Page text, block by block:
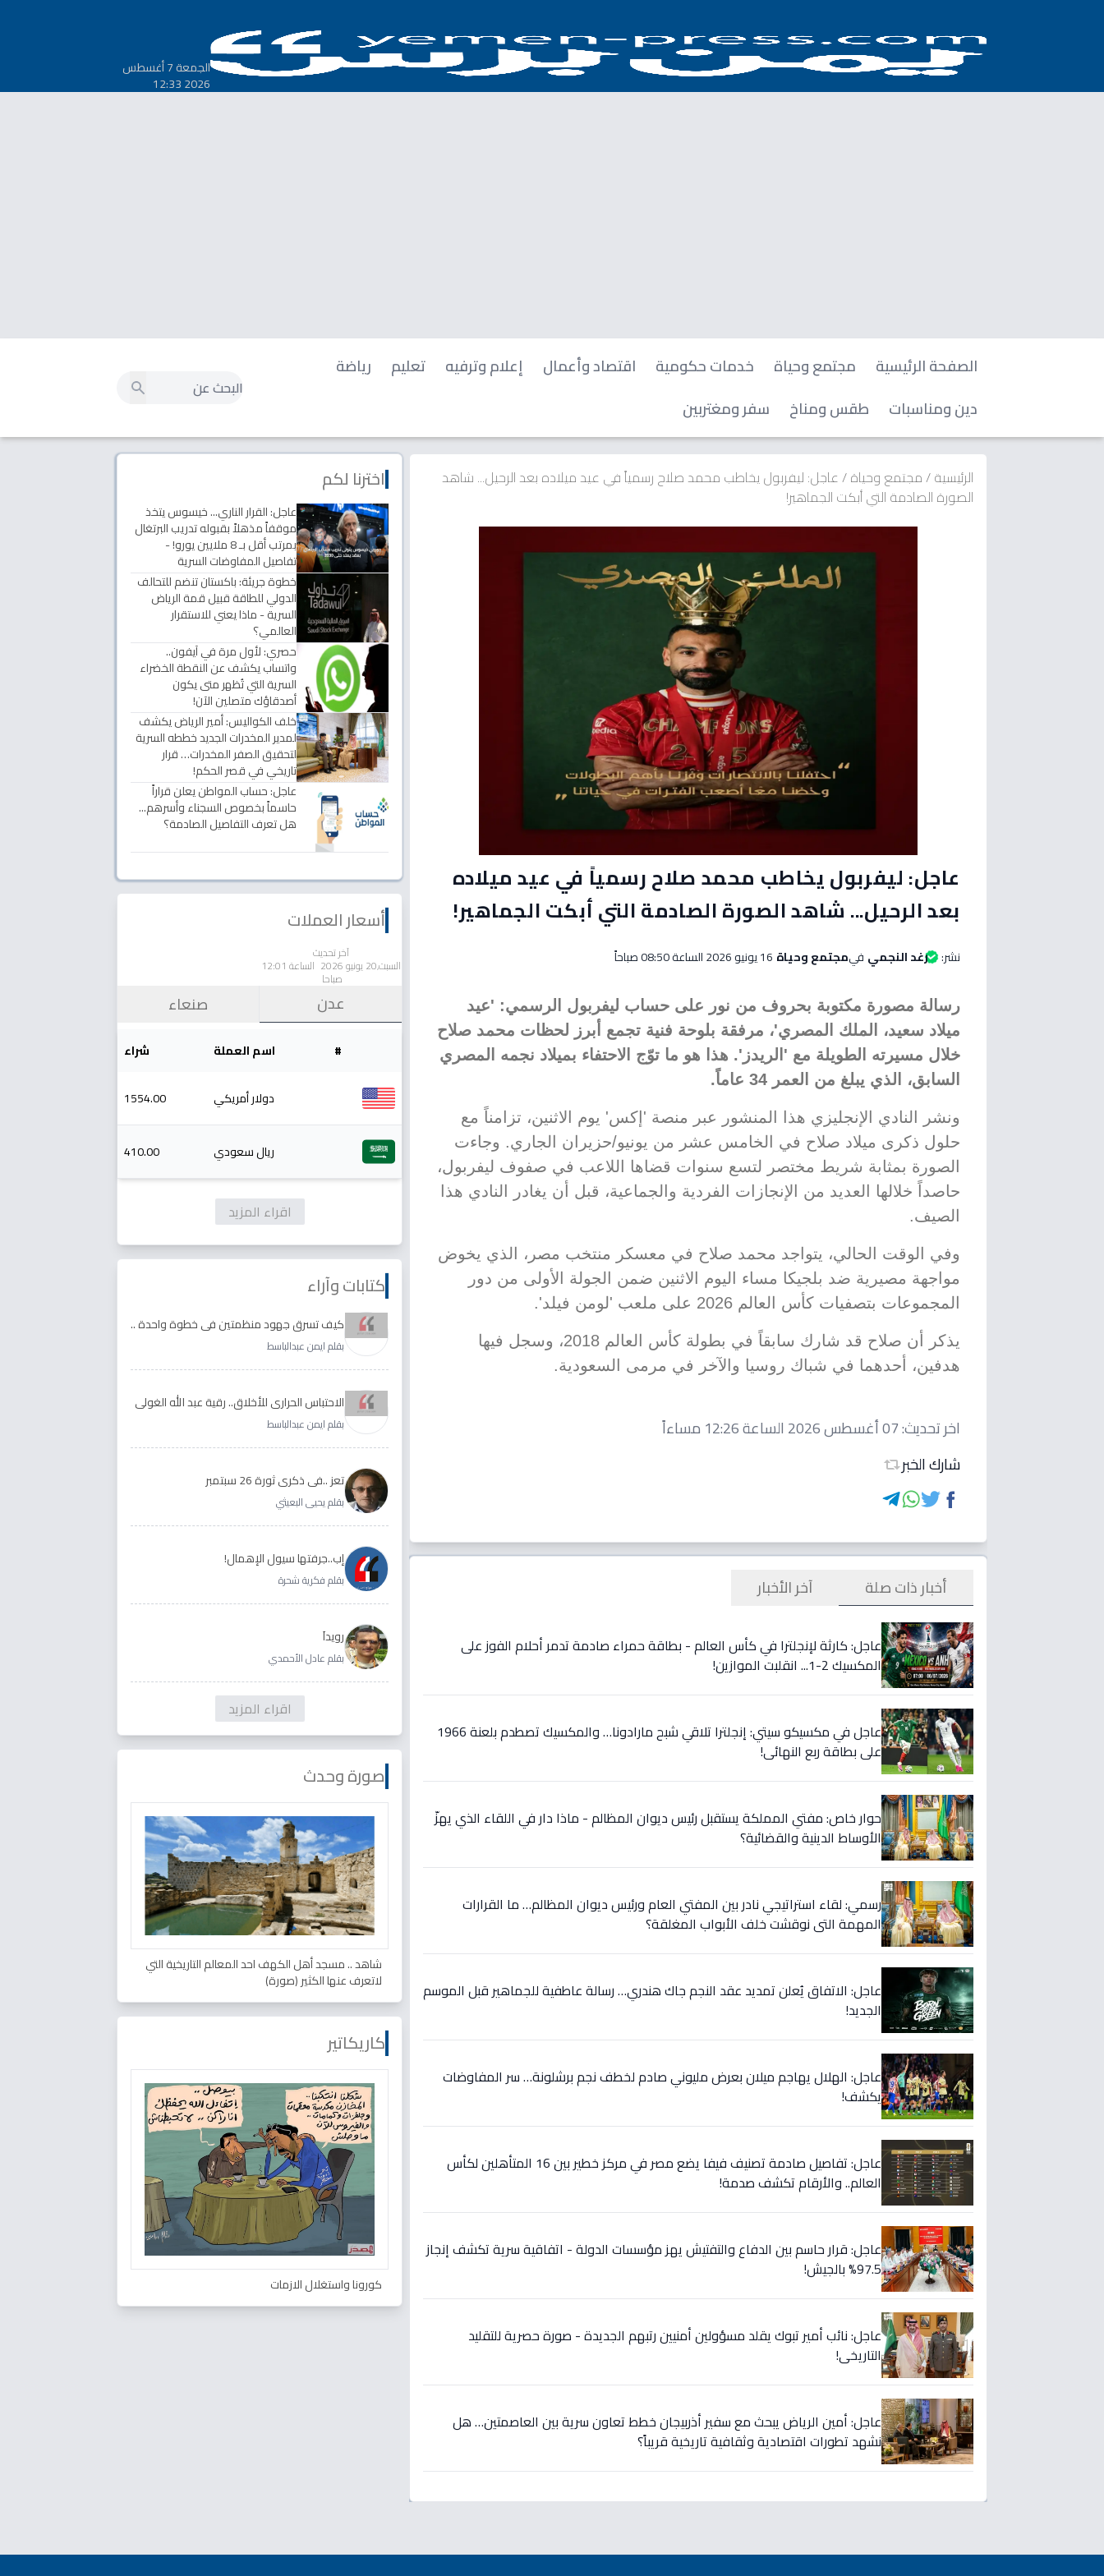
الجمعة 7 أغسطس
2026 12:33
الصفحة الرئيسية مجتمع وحياة خدمات حكومية اقتصاد وأعمال إعلام وترفيه تعليم
رياضة
دين ومناسبات
طقس ومناخ سفر ومغتربين
الرئيسية/مجتمع وحياة/عاجل: ليفربول يخاطب محمد صلاح رسمياً في عيد ميلاده بعد الرحيل... شاهد
الصورة الصادمة التي أبكت الجماهير!
عاجل: ليفربول يخاطب محمد صلاح رسمياً في عيد ميلاده
بعد الرحيل... شاهد الصورة الصادمة التي أبكت الجماهير!
نشر: رغد النجمي فيمجتمع وحياة 16 يونيو 2026 الساعة 08:50 صباحاً
رسالة مصورة مكتوبة بحروف من نور على حساب ليفربول الرسمي: 'عيد
ميلاد سعيد، الملك المصري'، مرفقة بلوحة فنية تجمع أبرز لحظات محمد صلاح
خلال مسيرته الطويلة مع 'الريدز'. هذا هو ما توّج الاحتفاء بميلاد نجمه المصري
السابق، الذي يبلغ من العمر 34 عاماً.
ونشر النادي الإنجليزي هذا المنشور عبر منصة 'إكس' يوم الاثنين، تزامناً مع
حلول ذكرى ميلاد صلاح في الخامس عشر من يونيو/حزيران الجاري. وجاءت
الصورة بمثابة شريط مختصر لتسع سنوات قضاها اللاعب في صفوف ليفربول،
حاصداً خلالها العديد من الإنجازات الفردية والجماعية، قبل أن يغادر النادي هذا
الصيف.
وفي الوقت الحالي، يتواجد محمد صلاح في معسكر منتخب مصر، الذي يخوض
مواجهة مصيرية ضد بلجيكا مساء اليوم الاثنين ضمن الجولة الأولى من دور
المجموعات بتصفيات كأس العالم 2026 على ملعب 'لومن فيلد'.
يذكر أن صلاح قد شارك سابقاً في بطولة كأس العالم 2018، وسجل فيها
هدفين، أحدهما في شباك روسيا والآخر في مرمى السعودية.
اخر تحديث:07 أغسطس 2026 الساعة 12:26 مساءاً
شارك الخبر
أخبار ذات صلة آخر الأخبار
عاجل: كارثة لإنجلترا في كأس العالم - بطاقة حمراء صادمة تدمر أحلام الفوز على
المكسيك 2-1... انقلبت الموازين!
عاجل في مكسيكو سيتي: إنجلترا تلاقي شبح مارادونا… والمكسيك تصطدم بلعنة 1966
على بطاقة ربع النهائي!
حوار خاص: مفتي المملكة يستقبل رئيس ديوان المظالم - ماذا دار في اللقاء الذي يهزّ
الأوساط الدينية والقضائية؟
رسمي: لقاء استراتيجي نادر بين المفتي العام ورئيس ديوان المظالم… ما القرارات
المهمة التي نوقشت خلف الأبواب المغلقة؟
عاجل: الاتفاق يُعلن تمديد عقد النجم جاك هندري… رسالة عاطفية للجماهير قبل الموسم
الجديد!
عاجل: الهلال يهاجم ميلان بعرض مليوني صادم لخطف نجم برشلونة… سر المفاوضات
يكشف!
عاجل: تفاصيل صادمة تصنيف فيفا يضع مصر في مركز خطير بين 16 المتأهلين لكأس
العالم.. والأرقام تكشف صدمة!
عاجل: قرار حاسم بين الدفاع والتفتيش يهز مؤسسات الدولة - اتفاقية سرية تكشف إنجاز
97.5% بالجيش!
عاجل: نائب أمير تبوك يقلد مسؤولين أمنيين رتبهم الجديدة - صورة حصرية للتقليد
التاريخي!
عاجل: أمين الرياض يبحث مع سفير أذربيجان خطط تعاون سرية بين العاصمتين… هل
نشهد تطورات اقتصادية وثقافية تاريخية قريباً؟
اخترنا لكم
عاجل: القرار الناري... خيسوس يتخذ
موقفاً مذهلاً بقبوله تدريب البرتغال
بمرتب أقل بـ 8 ملايين يورو! -
تفاصيل المفاوضات السرية
خطوة جريئة: باكستان تنضم للتحالف
الدولي للطاقة قبيل قمة الرياض
السرية - ماذا يعني للاستقرار
العالمي؟
حصري: لأول مرة في آيفون..
واتساب يكشف عن النقطة الخضراء
السرية التي تُظهر متى يكون
أصدقاؤك متصلين الآن!
خلف الكواليس: أمير الرياض يكشف
لمدير المخدرات الجديد خططه السرية
لتحقيق الصفر المخدرات… قرار
تاريخي في قصر الحكم!
عاجل: حساب المواطن يعلن قراراً
حاسماً بخصوص السجناء وأسرهم...
هل تعرف التفاصيل الصادمة؟
أسعار العملات
آخر تحديث
السبت,20 يونيو 2026 الساعة 12:01
صباحا
عدن صنعاء
# اسم العملة شراء
دولار أمريكي 1554.00
ريال سعودي 410.00
اقراء المزيد
كتابات وآراء
كيف تسرق جهود منظمتين في خطوة واحدة ..
الأجابة لدى رقية عبد الله الغولي وغدير طيره
بقلم ايمن عبدالباسط
الاحتباس الحراري للأخلاق.. رقية عبد الله الغولي
وغدير طيره نموذجا
بقلم ايمن عبدالباسط
تعز ..في ذكرى ثورة 26 سبتمبر
بقلم يحيى البعيثي
إب..جرفتها سيول الإهمال!
بقلم فكرية شحرة
رويداَ
بقلم عادل الأحمدي
اقراء المزيد
صورة وحدث
شاهد .. مسجد أهل الكهف احد المعالم التاريخية التي
لاتعرف عنها الكثير (صورة)
كاريكاتير
كورونا واستغلال الازمات